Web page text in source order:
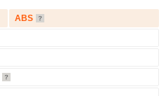
ABS